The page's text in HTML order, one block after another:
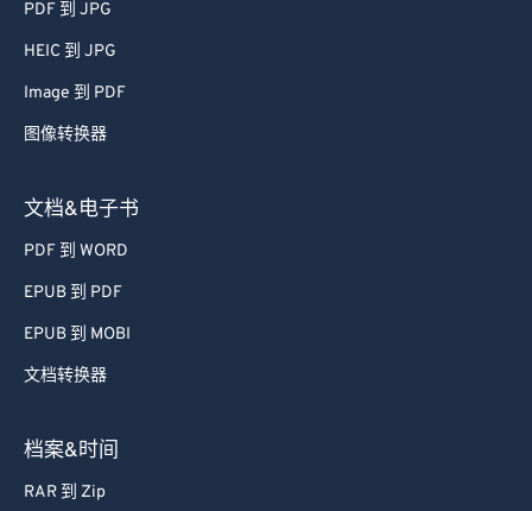
PDF 到 JPG
HEIC 到 JPG
Image 到 PDF
图像转换器
文档&电子书
PDF 到 WORD
EPUB 到 PDF
EPUB 到 MOBI
文档转换器
档案&时间
RAR 到 Zip